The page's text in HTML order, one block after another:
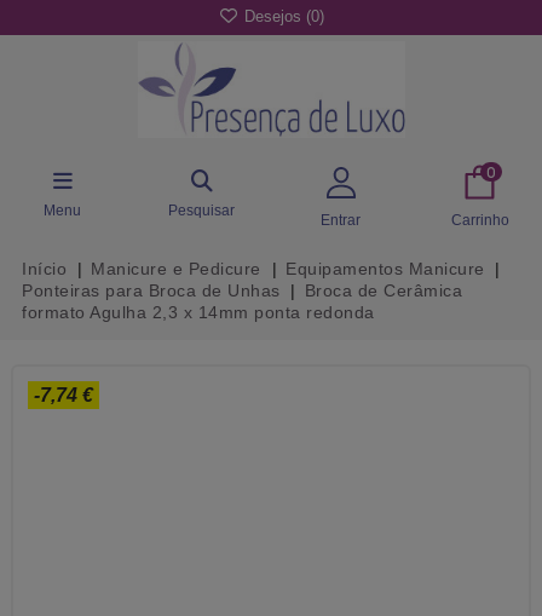
Desejos (0)
Menu Pesquisar
Entrar
0
Carrinho
Início Manicure e Pedicure
Equipamentos Manicure
Ponteiras para Broca de Unhas
Broca de Cerâmica
formato Agulha 2,3 x 14mm ponta redonda
-7,74 €